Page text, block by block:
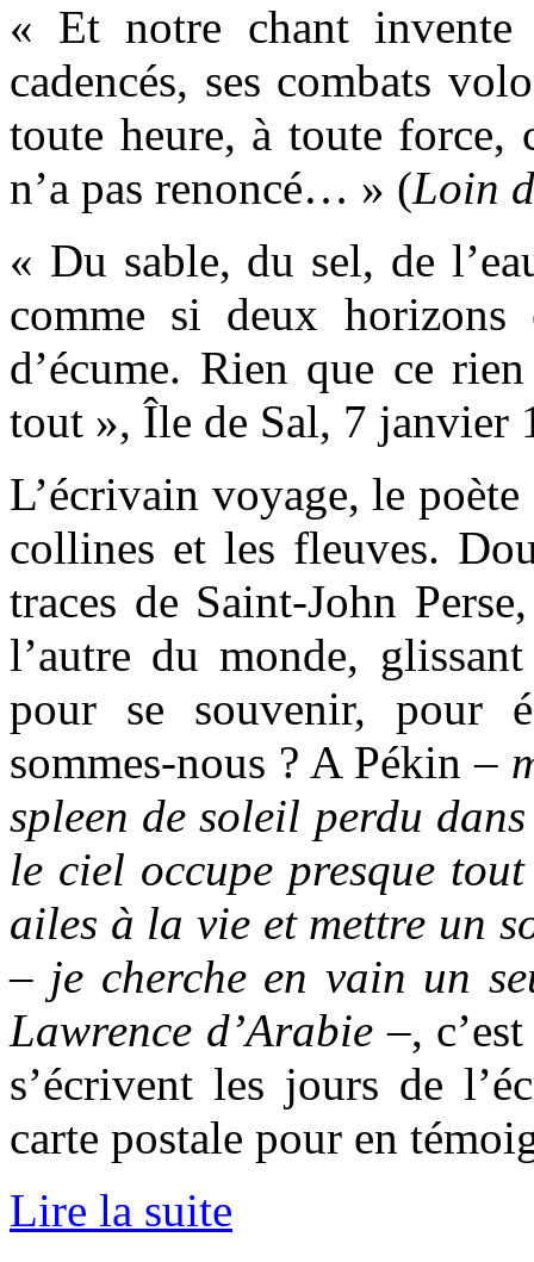
« Et notre chant invente
cadencés, ses combats
toute heure, à toute force,
n’a pas renoncé… » (Loin
« Du sable, du sel, de
comme si deux
d’écume. Rien que ce
tout », Île de Sal, 7 janvier
L’écrivain voyage, le
collines et les fleuves.
traces de Saint-John
l’autre du monde,
pour se souvenir, pour
sommes-nous ? A Pékin –
spleen de soleil perdu
le ciel occupe presque tout
ailes à la vie et mettre un
– je cherche en vain un
Lawrence d’Arabie–,
s’écrivent les jours de
carte postale pour en
Lire la suite